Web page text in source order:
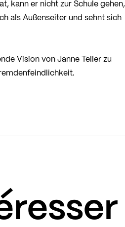
kann er nicht zur Schule gehen,
als Außenseiter und sehnt sich
Vision von Janne Teller zu